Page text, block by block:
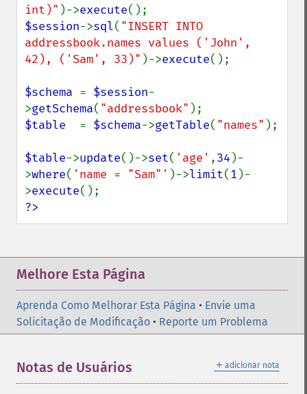
int)" )->execute
$session->sql( "INSERT INTO
addressbook.names values ('John',
42), ('Sam', 33)" )->execute();
$schema = $session-
>getSchema( "addressbook"
$table = $schema->getTable( "names" );
$table->update()->set( 'age' ,34 )-
>where( 'name = "Sam"' )->limit(1 )-
>execute
?>
Melhore Esta Página
Aprenda Como Melhorar Esta Página • Envie uma
Solicitação de Modificação • Reporte um Problema
＋ adicionar nota
Notas de Usuários